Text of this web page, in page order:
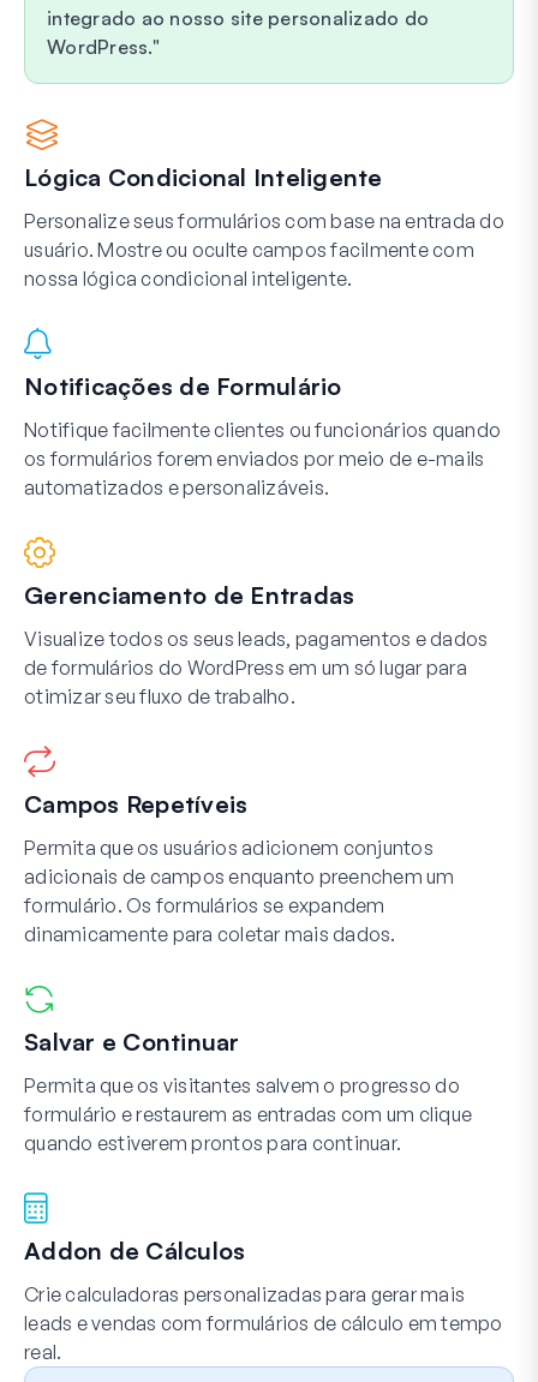
integrado ao nosso site personalizado do
WordPress.
Lógica Condicional Inteligente
Personalize seus formulários com base na entrada do
usuário. Mostre ou oculte campos facilmente com
nossa lógica condicional inteligente.
Notificações de Formulário
Notifique facilmente clientes ou funcionários quando
os formulários forem enviados por meio de e-mails
automatizados e personalizáveis.
Gerenciamento de Entradas
Visualize todos os seus leads, pagamentos e dados
de formulários do WordPress em um só lugar para
otimizar seu fluxo de trabalho.
Campos Repetíveis
Permita que os usuários adicionem conjuntos
adicionais de campos enquanto preenchem um
formulário. Os formulários se expandem
dinamicamente para coletar mais dados.
Salvar e Continuar
Permita que os visitantes salvem o progresso do
formulário e restaurem as entradas com um clique
quando estiverem prontos para continuar.
Addon de Cálculos
Crie calculadoras personalizadas para gerar mais
leads e vendas com formulários de cálculo em tempo
real.